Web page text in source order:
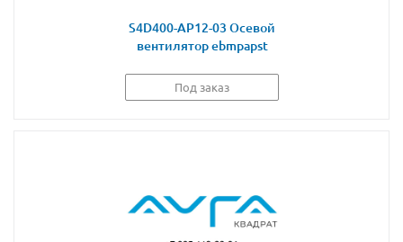
S4D400-AP12-03 Осевой
вентилятор ebmpapst
Под заказ